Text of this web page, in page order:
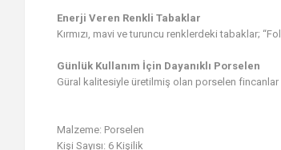
Enerji Veren Renkli Tabaklar
Kırmızı, mavi ve turuncu renklerdeki tabaklar;
Günlük Kullanım İçin Dayanıklı Porselen
Güral kalitesiyle üretilmiş olan porselen fincanlar
Malzeme: Porselen
Kişi Sayısı: 6 Kişilik